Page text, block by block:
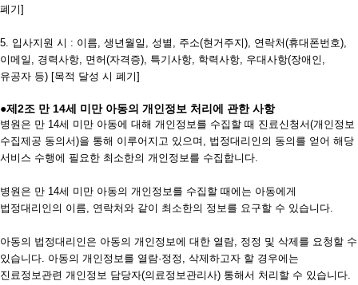
폐기]
5. 입사지원 시 : 이름, 생년월일, 성별, 주소(현거주지), 연락처(휴대폰번호),
이메일, 경력사항, 면허(자격증), 특기사항, 학력사항, 우대사항(장애인,
유공자 등) [목적 달성 시 폐기]
●제2조 만 14세 미만 아동의 개인정보 처리에 관한 사항
병원은 만 14세 미만 아동에 대해 개인정보를 수집할 때 진료신청서(개인정보
수집제공 동의서)을 통해 이루어지고 있으며, 법정대리인의 동의를 얻어 해당
서비스 수행에 필요한 최소한의 개인정보를 수집합니다.
병원은 만 14세 미만 아동의 개인정보를 수집할 때에는 아동에게
법정대리인의 이름, 연락처와 같이 최소한의 정보를 요구할 수 있습니다.
아동의 법정대리인은 아동의 개인정보에 대한 열람, 정정 및 삭제를 요청할 수
있습니다. 아동의 개인정보를 열람·정정, 삭제하고자 할 경우에는
진료정보관련 개인정보 담당자(의료정보관리사) 통해서 처리할 수 있습니다.